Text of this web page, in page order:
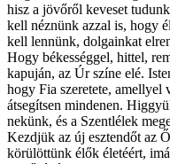
hisz a jövőről keveset
kell néznünk azzal is, hogy
kell lennünk, dolgainkat
Hogy békességgel, hittel,
kapuján, az Úr színe elé.
hogy Fia szeretete, amellyel
átsegítsen mindenen.
nekünk, és a Szentlélek
Kezdjük az új esztendőt az
körülöttünk élők életéért,